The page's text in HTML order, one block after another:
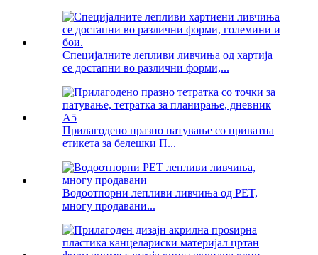
Специјалните лепливи ливчиња од хартија
се достапни во различни форми,...
Прилагодено празно патување со приватна
етикета за белешки П...
Водоотпорни лепливи ливчиња од PET,
многу продавани...